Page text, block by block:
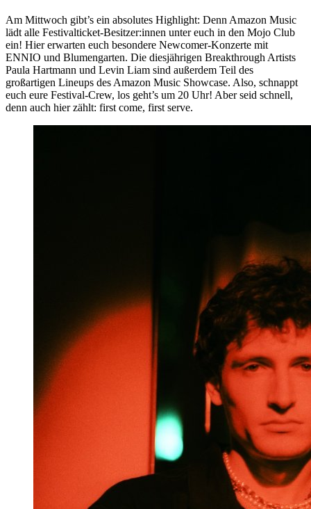
Am Mittwoch gibt’s ein absolutes Highlight: Denn Amazon Music
lädt alle Festivalticket-Besitzer:innen unter euch in den Mojo Club
ein! Hier erwarten euch besondere Newcomer-Konzerte mit
ENNIO und Blumengarten. Die diesjährigen Breakthrough Artists
Paula Hartmann und Levin Liam sind außerdem Teil des
großartigen Lineups des Amazon Music Showcase. Also, schnappt
euch eure Festival-Crew, los geht’s um 20 Uhr! Aber seid schnell,
denn auch hier zählt: first come, first serve.